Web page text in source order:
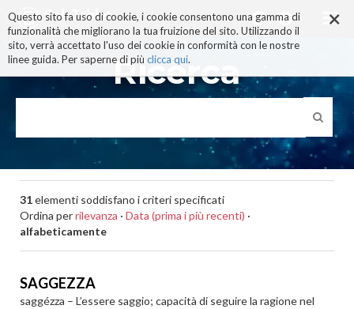
×
Questo sito fa uso di cookie, i cookie consentono una gamma di
funzionalità che migliorano la tua fruizione del sito. Utilizzando il
sito, verrà accettato l'uso dei cookie in conformità con le nostre
linee guida. Per saperne di più clicca qui.
ai
contenuti.
|
alla
navigazione
Ricerca
31elementi soddisfano i criteri specificati
Ordina perrilevanza · Data (prima i più recenti) ·
alfabeticamente
SAGGEZZA
saggézza – L’essere saggio; capacità di seguire la ragione nel